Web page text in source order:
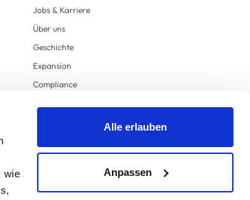
wie
Alle erlauben
Anpassen
Jobs & Karriere
Über uns
Geschichte
Expansion
Compliance
Supply Chain Due Diligence